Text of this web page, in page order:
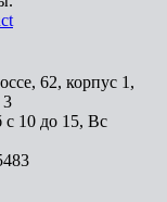
62, корпус 1,
10 до 15, Вс